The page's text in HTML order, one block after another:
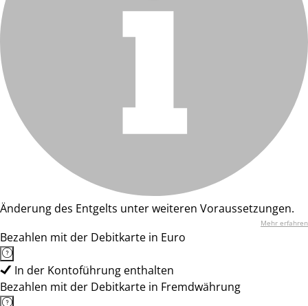
Änderung des Entgelts unter weiteren Voraussetzungen.
Mehr erfahren
Bezahlen mit der Debitkarte in Euro
In der Kontoführung enthalten
Bezahlen mit der Debitkarte in Fremdwährung